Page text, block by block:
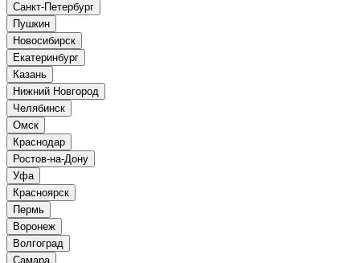
Санкт-Петербург
Пушкин
Новосибирск
Екатеринбург
Казань
Нижний Новгород
Челябинск
Омск
Краснодар
Ростов-на-Дону
Уфа
Красноярск
Пермь
Воронеж
Волгоград
Самара